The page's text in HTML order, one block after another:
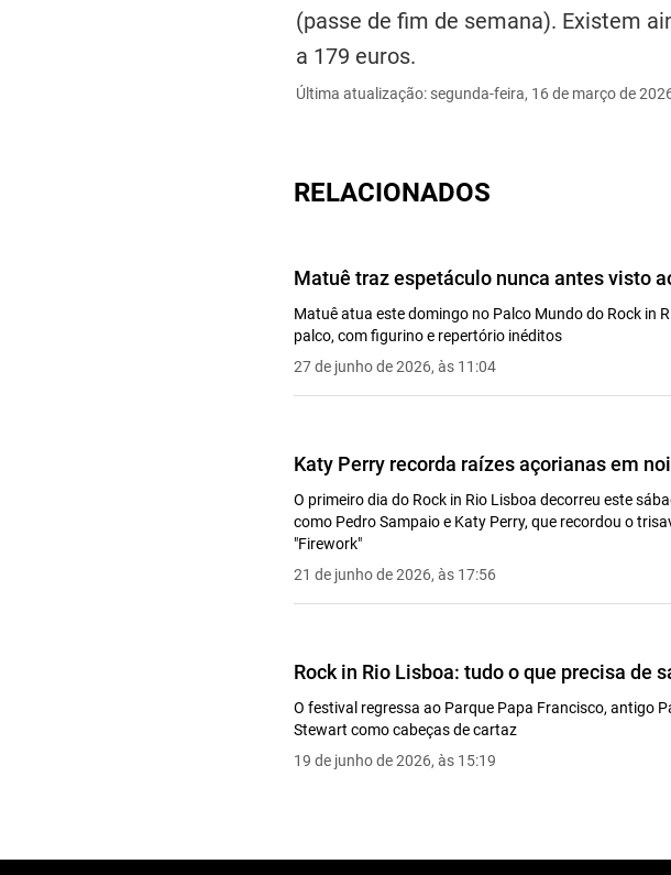
(passe de fim de semana). Existem
a 179 euros.
Última atualização: segunda-feira, 16 de março de
RELACIONADOS
Matuê traz espetáculo nunca antes visto
Matuê atua este domingo no Palco Mundo do Rock in
palco, com figurino e repertório inéditos
27 de junho de 2026, às 11:04
Katy Perry recorda raízes açorianas em
O primeiro dia do Rock in Rio Lisboa decorreu este
como Pedro Sampaio e Katy Perry, que recordou o
"Firework"
21 de junho de 2026, às 17:56
Rock in Rio Lisboa: tudo o que precisa de
O festival regressa ao Parque Papa Francisco, antigo
Stewart como cabeças de cartaz
19 de junho de 2026, às 15:19